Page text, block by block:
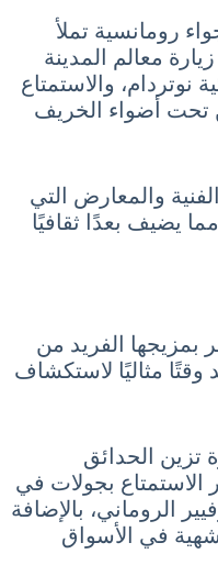
رومانسية تملأ
معالم المدينة
نوتردام، والاستمتاع
أضواء الخريف
والمعارض التي
يضيف بعدًا ثقافيًا
بمزيجها الفريد من
وقتًا مثاليًا لاستكشاف
تزين الحدائق
الاستمتاع بجولات في
الروماني، بالإضافة
في الأسواق